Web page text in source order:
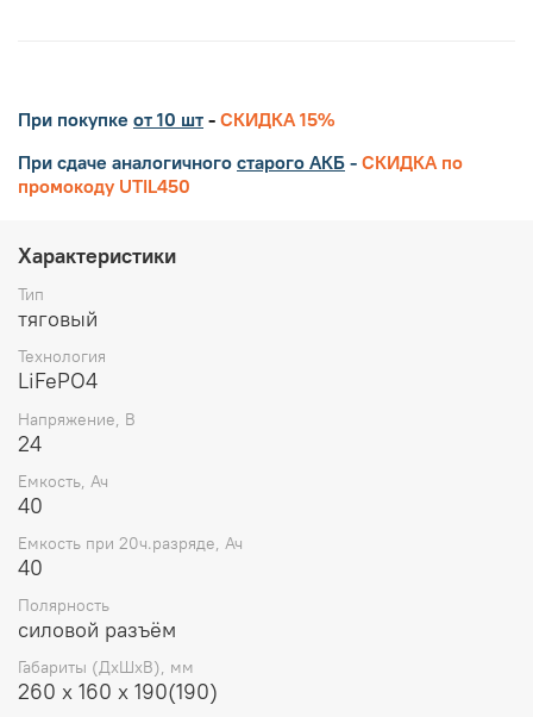
При покупке от 10 шт - СКИДКА 15%
При сдаче аналогичного старого АКБ - СКИДКА по
промокоду UTIL450
Характеристики
Тип
тяговый
Технология
LiFePO4
Напряжение, В
24
Емкость, Ач
40
Емкость при 20ч.разряде, Ач
40
Полярность
силовой разъём
Габариты (ДхШхВ), мм
260 х 160 х 190(190)